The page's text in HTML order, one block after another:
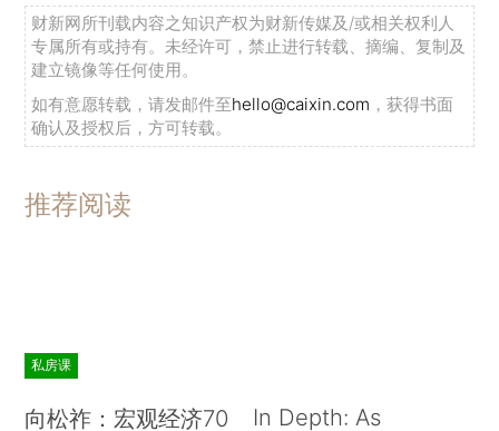
财新网所刊载内容之知识产权为财新传媒及/或相关权利人
专属所有或持有。未经许可，禁止进行转载、摘编、复制及
建立镜像等任何使用。
如有意愿转载，请发邮件至hello@caixin.com ，获得书面
确认及授权后，方可转载。
推荐阅读
私房课
向松祚：宏观经济70
In Depth: As